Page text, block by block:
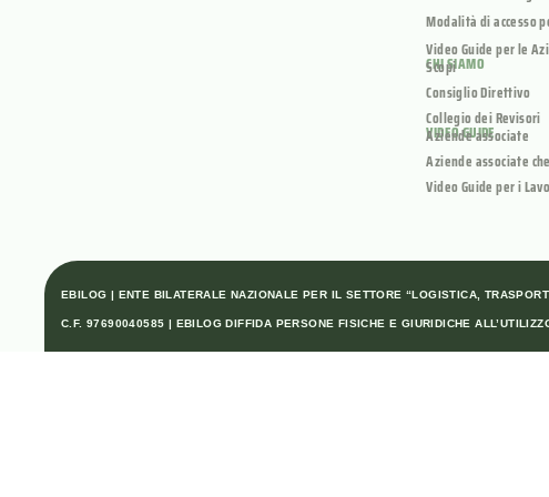
Modalità di accesso
Video Guide per le
CHI SIAMO
Scopi
Consiglio Direttivo
Collegio dei Revisori
VIDEO GUIDE
Aziende associate
Aziende associate
Video Guide per i
EBILOG | ENTE BILATERALE NAZIONALE PER IL SETTORE “LOGISTICA,
C.F. 97690040585 | EBILOG DIFFIDA PERSONE FISICHE E GIURIDICHE